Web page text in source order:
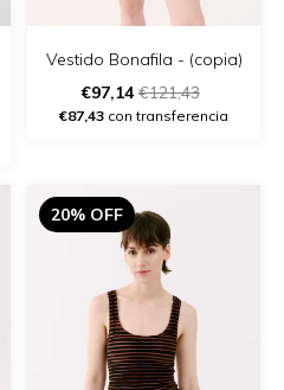
Vestido Bonafila - (copia)
€97,14€121,43
€87,43 con transferencia
20% OFF